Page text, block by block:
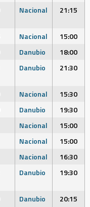
Nacional 21:15
Nacional
15:00
Danubio
18:00
Danubio 21:30
Nacional
15:30
Danubio
19:30
Nacional
15:00
Nacional
15:00
Nacional
16:30
Danubio 19:30
Danubio 20:15